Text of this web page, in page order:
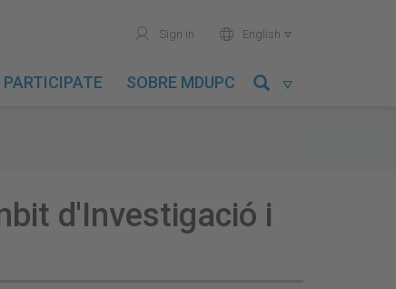
user Sign in world English 
PARTICIPATE SOBRE MDUPC 
d'Investigació i